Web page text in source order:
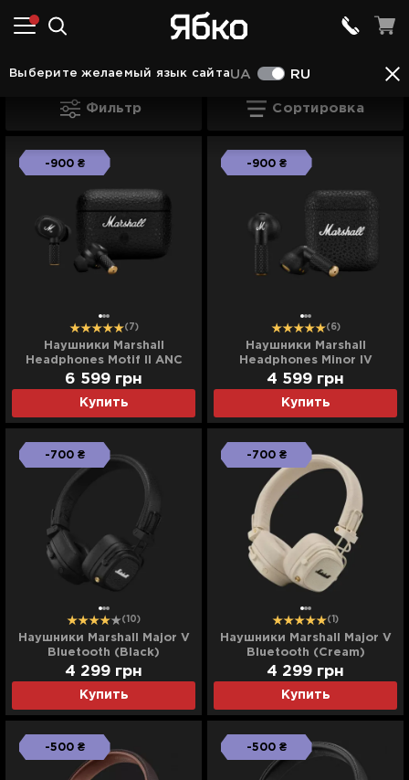
Выберите желаемый язык сайтаUA RU
Наушники в Вараше Наушники Marshall в
Наушники Marshall в Вараше
Фильтр Сортировка
-900 ₴
(7)
Наушники Marshall
Headphones Motif II ANC
(Black)
Купить
6 599 грн
-900 ₴
(6)
Наушники Marshall
Headphones Minor IV
(Black)
Купить
4 599 грн
-700 ₴
(10)
Наушники Marshall Major V
Bluetooth (Black)
Купить
4 299 грн
-700 ₴
(1)
Наушники Marshall Major V
Bluetooth (Cream)
Купить
4 299 грн
-500 ₴ -500 ₴